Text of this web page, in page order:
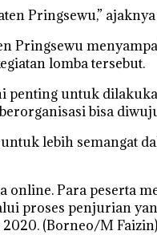
Pringsewu,”
Pringsewu
lomba tersebut.
untuk
bisa
lebih semangat
online. Para peserta
proses penjurian
(Borneo/M Faizin)